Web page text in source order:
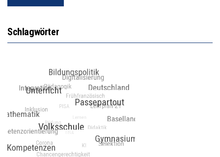
Schlagwörter